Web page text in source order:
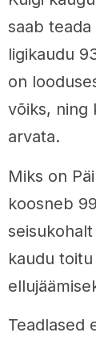
saab
ligikaudu
on
võiks, ning
arvata.
Miks on
koosneb
kaudu
Teadlased